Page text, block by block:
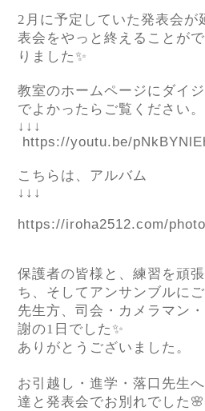
2 月に予定していた発表会が
表会をやっと終えることが
りました ✨
教室のホームページにダイ
でよかったらご覧ください。
↓↓↓
https://youtu.be/
こちらは、アルバム
↓↓↓
https://iroha2512.com/
保護者の皆様と、練習を頑
ち、そしてアンサンブルに
先生方、司会・カメラマン
謝の1 日でした ✨
ありがとうございました。
お引越し・進学・落口先生
達と発表会でお別れでした 🌸